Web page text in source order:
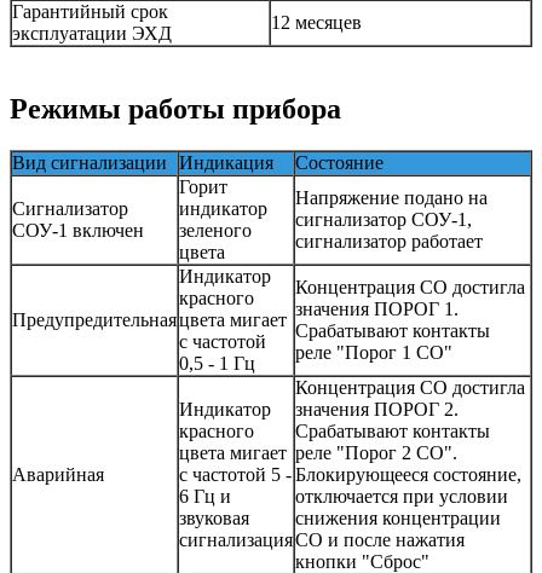
Гарантийный срок
эксплуатации ЭХД
12 месяцев
Режимы работы прибора
Вид сигнализации Индикация Состояние
Сигнализатор
СОУ-1 включен
Горит
индикатор
зеленого
цвета
Напряжение подано на
сигнализатор СОУ-1,
сигнализатор работает
Предупредительная
Индикатор
красного
цвета мигает
с частотой
0,5 - 1 Гц
Концентрация CO достигла
значения ПОРОГ 1.
Срабатывают контакты
реле "Порог 1 CO"
Аварийная
Индикатор
красного
цвета мигает
с частотой 5 -
6 Гц и
звуковая
сигнализация
Концентрация CO достигла
значения ПОРОГ 2.
Срабатывают контакты
реле "Порог 2 CO".
Блокирующееся состояние,
отключается при условии
снижения концентрации
CO и после нажатия
кнопки "Сброс"